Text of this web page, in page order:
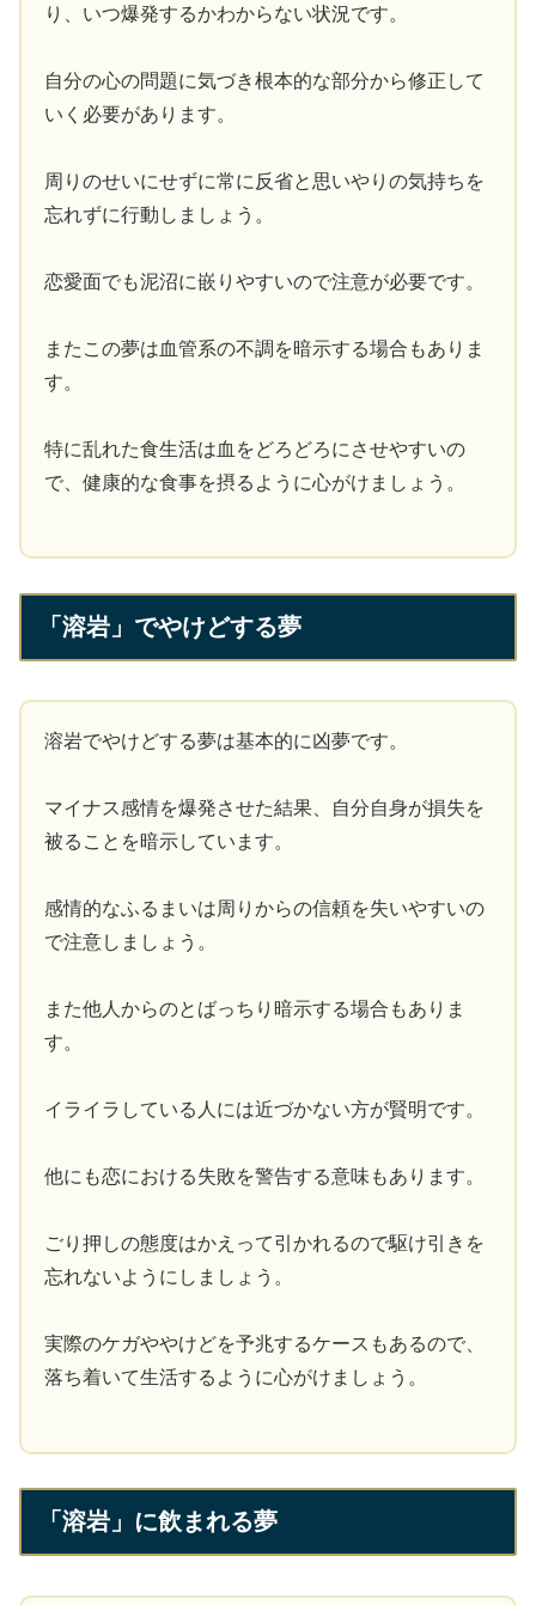
り、いつ爆発するかわからない状況です。
自分の心の問題に気づき根本的な部分から修正して
いく必要があります。
周りのせいにせずに常に反省と思いやりの気持ちを
忘れずに行動しましょう。
恋愛面でも泥沼に嵌りやすいので注意が必要です。
またこの夢は血管系の不調を暗示する場合もありま
す。
特に乱れた食生活は血をどろどろにさせやすいの
で、健康的な食事を摂るように心がけましょう。
「溶岩」でやけどする夢
溶岩でやけどする夢は基本的に凶夢です。
マイナス感情を爆発させた結果、自分自身が損失を
被ることを暗示しています。
感情的なふるまいは周りからの信頼を失いやすいの
で注意しましょう。
また他人からのとばっちり暗示する場合もありま
す。
イライラしている人には近づかない方が賢明です。
他にも恋における失敗を警告する意味もあります。
ごり押しの態度はかえって引かれるので駆け引きを
忘れないようにしましょう。
実際のケガややけどを予兆するケースもあるので、
落ち着いて生活するように心がけましょう。
「溶岩」に飲まれる夢